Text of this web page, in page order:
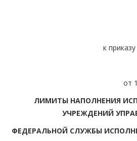
к
от
ЛИМИТЫ НАПОЛНЕНИЯ
УЧРЕЖДЕНИЙ
ФЕДЕРАЛЬНОЙ СЛУЖБЫ